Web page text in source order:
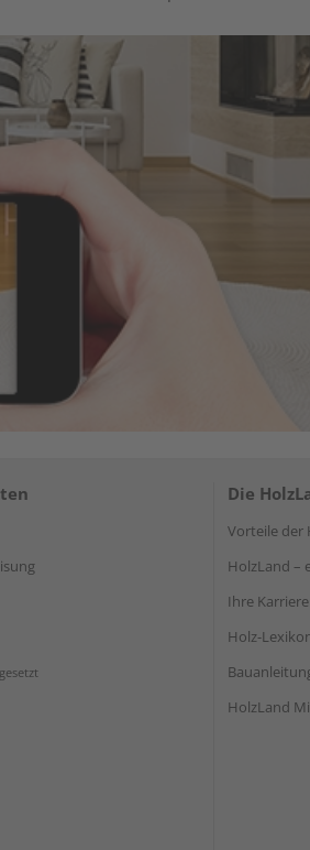
Die
Vorteile der
HolzLand –
Ihre
Holz-
HolzLand